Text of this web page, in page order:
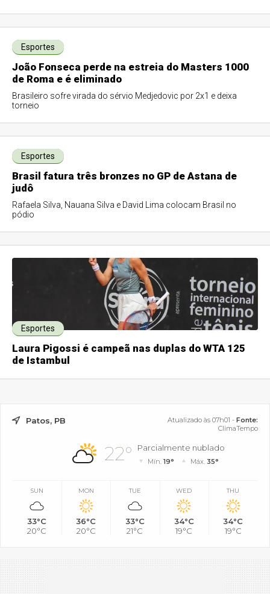
Esportes
João Fonseca perde na estreia do Masters 1000
de Roma e é eliminado
Brasileiro sofre virada do sérvio Medjedovic por 2x1 e deixa
torneio
Esportes
Brasil fatura três bronzes no GP de Astana de
judô
Rafaela Silva, Nauana Silva e David Lima colocam Brasil no
pódio
Esportes
Laura Pigossi é campeã nas duplas do WTA 125
de Istambul
Patos, PB Atualizado às 07h01 - Fonte:
ClimaTempo
22° Parcialmente nublado
Mín.19° Máx. 35°
SUN
33°C
20°C
MON
36°C
20°C
TUE
33°C
21°C
WED
34°C
19°C
THU
34°C
19°C